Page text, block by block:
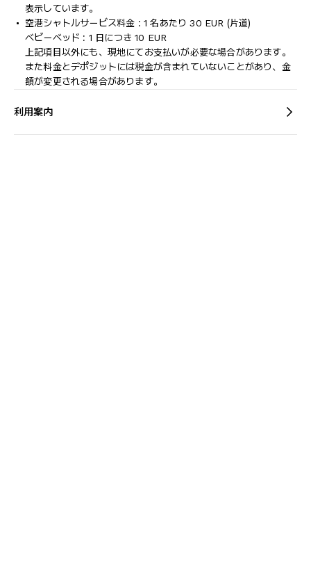
表示しています。
空港シャトルサービス料金 : 1 名あたり 30 EUR (片道)
ベビーベッド : 1 日につき 10 EUR
上記項目以外にも、現地にてお支払いが必要な場合があります。
また料金とデポジットには税金が含まれていないことがあり、金
額が変更される場合があります。
利用案内